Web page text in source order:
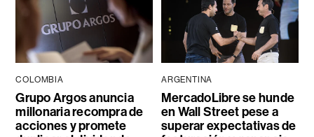
COLOMBIA
Grupo Argos anuncia
millonaria recompra de
acciones y promete
ARGENTINA
MercadoLibre se hunde
en Wall Street pese a
superar expectativas de